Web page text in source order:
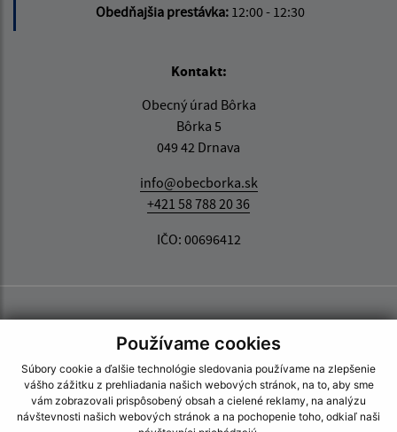
Používame cookies
Súbory cookie a ďalšie technológie sledovania používame na zlepšenie
vášho zážitku z prehliadania našich webových stránok, na to, aby sme
vám zobrazovali prispôsobený obsah a cielené reklamy, na analýzu
návštevnosti našich webových stránok a na pochopenie toho, odkiaľ naši
Obedňajšia prestávka: 12:00 - 12:30
Kontakt:
Obecný úrad Bôrka
Bôrka 5
049 42 Drnava
info@obecborka.sk
+421 58 788 20 36
IČO: 00696412